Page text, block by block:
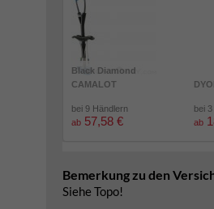
Black Diamond
CAMALOT
bei 9 Händlern
ab 57,58 €
bei
ab
Bemerkung zu den
Siehe Topo!